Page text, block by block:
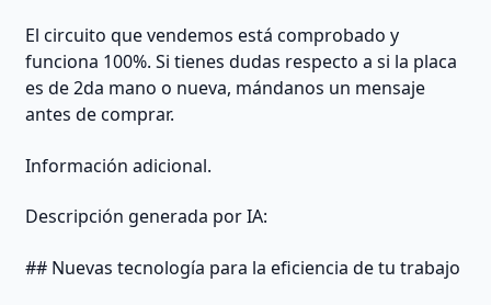
El circuito que vendemos está comprobado y
funciona 100%. Si tienes dudas respecto a si la placa
es de 2da mano o nueva, mándanos un mensaje
antes de comprar.
Información adicional.
Descripción generada por IA:
## Nuevas tecnología para la eficiencia de tu trabajo